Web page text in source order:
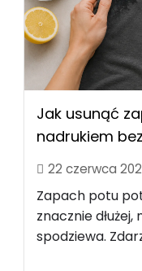
Jak usunąć
nadrukiem
22 czerwca
Zapach potu
znacznie dłużej,
spodziewa.